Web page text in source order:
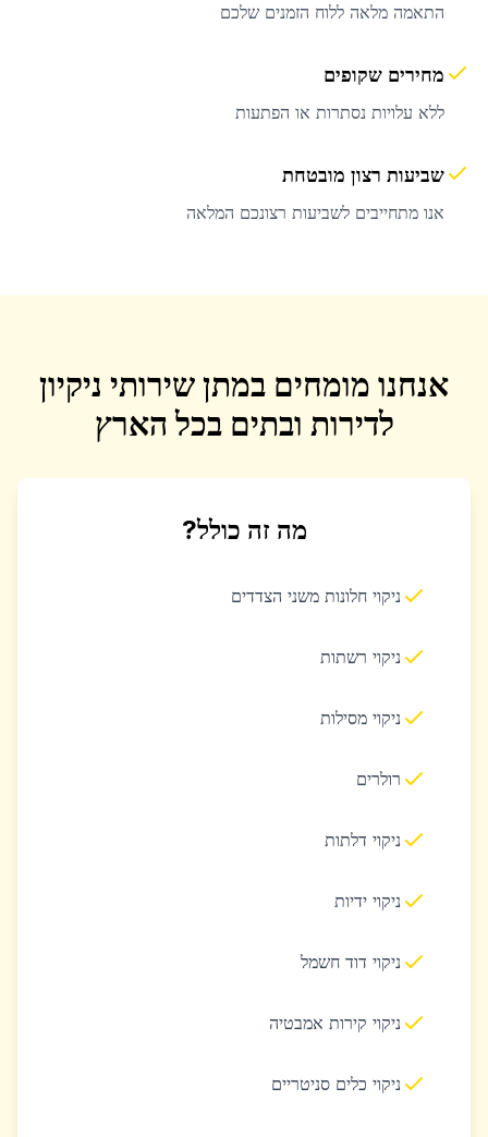
התאמה מלאה ללוח הזמנים שלכם
מחירים שקופים
ללא עלויות נסתרות או הפתעות
שביעות רצון מובטחת
אנו מתחייבים לשביעות רצונכם המלאה
אנחנו מומחים במתן שירותי ניקיון
לדירות ובתים בכל הארץ
מה זה כולל?
ניקוי חלונות משני הצדדים
ניקוי רשתות
ניקוי מסילות
רולרים
ניקוי דלתות
ניקוי ידיות
ניקוי דוד חשמל
ניקוי קירות אמבטיה
ניקוי כלים סניטריים